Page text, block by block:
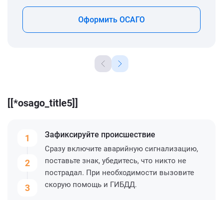
Оформить ОСАГО
[[*osago_title5]]
1
2
3
Зафиксируйте происшествие
Сразу включите аварийную сигнализацию,
поставьте знак, убедитесь, что никто не
пострадал. При необходимости вызовите
скорую помощь и ГИБДД.